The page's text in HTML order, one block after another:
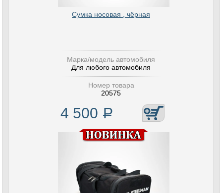
Сумка носовая , чёрная
Марка/модель автомобиля
Для любого автомобиля
Номер товара
20575
4 500 Р